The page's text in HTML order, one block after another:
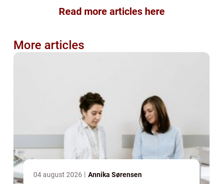
Read more articles here
More articles
04 august 2026 Annika Sørensen